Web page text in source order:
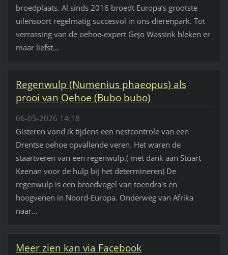
broedplaats. Al sinds 2016 broedt Europa’s grootste
uilensoort regelmatig succesvol in ons dierenpark. Tot
verrassing van de oehoe-expert Gejo Wassink bleken er
maar liefst...
Regenwulp (Numenius phaeopus) als
prooi van Oehoe (Bubo bubo)
06-05-2026 14:18
Gisteren vond ik tijdens een nestcontrole van een
Drentse oehoe opvallende veren. Het waren de
staartveren van een regenwulp.( met dank aan Stuart
Keenan voor de hulp bij het determineren) De
regenwulp is een broedvogel van toendra's en
hoogvenen in Noord-Europa. Onderweg van Afrika
naar...
Meer zien kan via Facebook